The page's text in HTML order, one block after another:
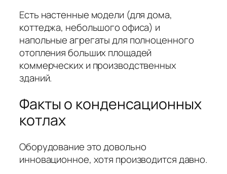
Есть настенные модели (для дома,
коттеджа, небольшого офиса) и
напольные агрегаты для полноценного
отопления больших площадей
коммерческих и производственных
зданий.
Факты о конденсационных
котлах
Оборудование это довольно
инновационное, хотя производится давно.